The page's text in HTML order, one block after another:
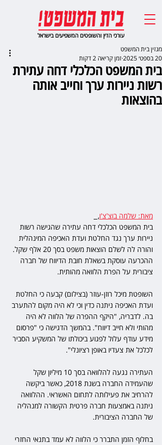
עורכי הדין והשופטים המשפיעים בישראל
בית המשפט הכלכלי דחה עתירת
רשות ניירות ערך וחייב אותה
בהוצאות
מגזין בית המשפט
20 בספט׳ 2025
זמן קריאה 2 דקות
מאת: שלמה בוצ'צ'ו,
בית המשפט הכלכלי דחה עתירה שהגישה רשות
ניירות ערך נגד החלטת ועדת האכיפה המינהלית
והורה לה לשלם הוצאות משפט בסך 20 אלף שקל.
ההכרעה עוסקת בשאלת חובת הדיווח של חברה
ציבורית על הפרת הלוואה מהותית.
השופטת מיכל רוזן-עוזר (בצילום) קבעה כי החלטת
ועדת האכיפה ניתנה כדין וכי לא היה מקום להתערב
בה. לדבריה, "היקף ההפרה של הלווה לא היה
מהותי ולא חייב דיווח". בהמשך הדגישה כי "פרסום
מידע עודף עלול לפגוע ביכולתו של המשקיע הסביר
לכלכל את צעדיו באופן רציונלי".
העתירה נגעה להלוואה בסך 10 מיליון שקל
שהעמידה החברה בשנת 2018, כאשר ביקשה
להרחיב את פעילותה לתחום האשראי. ההלוואה
ניתנה באמצעות חברה פרטית הקשורה למנהליה
של החברה הציבורית.
בחלוף הזמן התברר כי הלווה לא עמד בתנאי החזרי